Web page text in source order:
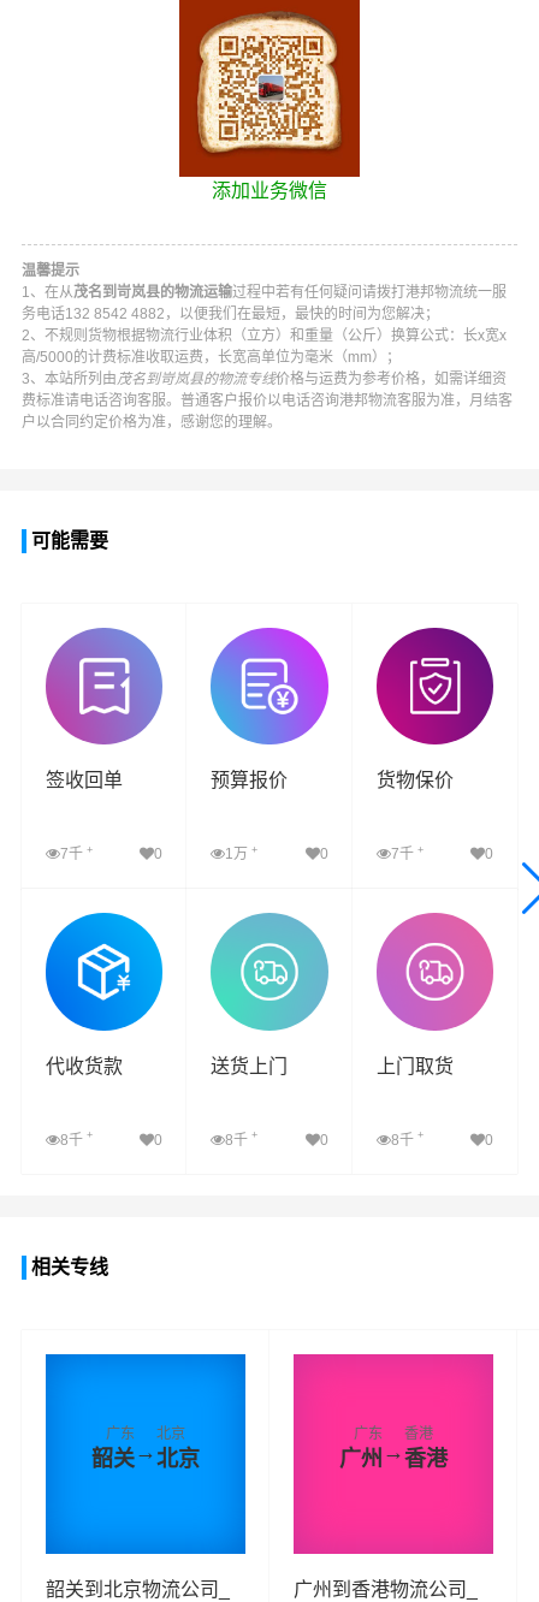
添加业务微信
温馨提示
1、在从茂名到岢岚县的物流运输过程中若有任何疑问请拨打 港邦物流统一服
务电话132 8542 4882 ，以便我们在最短，最快的时间为您解决；
2、不规则货物根据物流行业体积（立方）和重量（公斤）换算公式：长x宽x
高/5000的计费标准收取运费，长宽高单位为毫米（mm）；
3、本站所列由茂名到岢岚县的物流专线价格与运费为参考价格，如需详细资
费标准请电话咨询客服。普通客户报价以电话咨询港邦物流客服为准，月结客
户以合同约定价格为准，感谢您的理解。
可能需要
签收回单
7千 + 0
查看详细
预算报价
1万+ 0
查看详细
货物保价
7千 + 0
查看详细
代收货款
8千 + 0
送货上门
8千+ 0
上门取货
8千 + 0
相关专线
广东
韶关→
北京
北京
韶关到北京物流公司_
广东
广州 →
香港
香港
广州到香港物流公司_